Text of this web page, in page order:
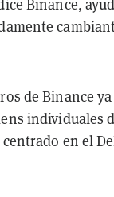
Binance,
de Binance
individuales
en el